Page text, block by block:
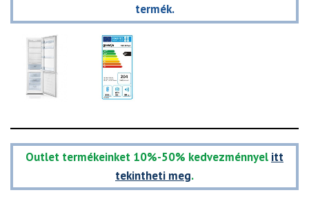
termék.
Outlet termékeinket 10%-50% kedvezménnyel itt
tekintheti meg.